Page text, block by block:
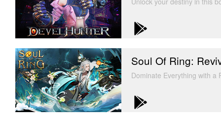
Soul Of Ring:
Dominate Everything with a